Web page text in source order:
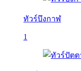
ทัวร์บึงกาฬ
1